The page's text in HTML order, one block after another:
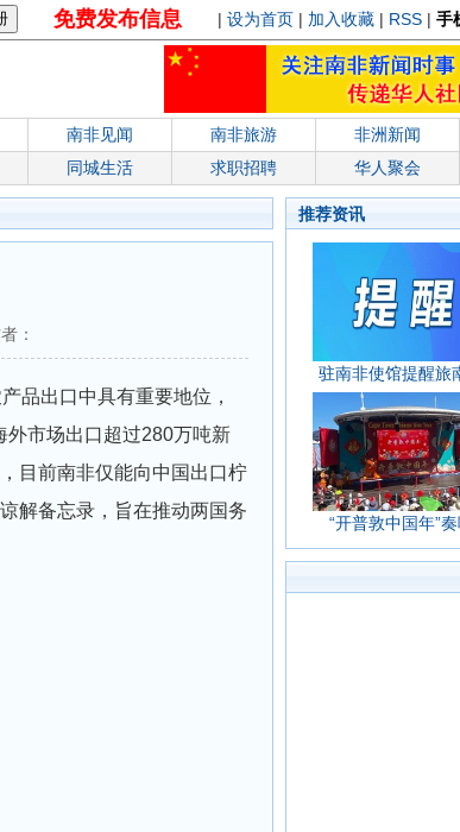
免费发布信息 | 设为首页 | 加入收藏 | RSS | 手
南非见闻 南非旅游 非洲新闻
同城生活 求职招聘 华人聚会
：
品出口中具有重要地位，
外市场出口超过280万吨新
目前南非仅能向中国出口柠
解备忘录，旨在推动两国务
推荐资讯
驻南非使馆提醒旅
“开普敦中国年”